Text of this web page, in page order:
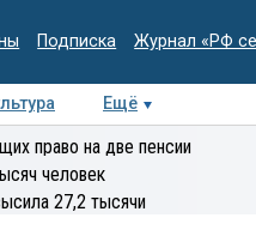
Подписка Журнал «РФ
Ещё
Колумнисты
право на две пенсии
человек
27,2 тысячи